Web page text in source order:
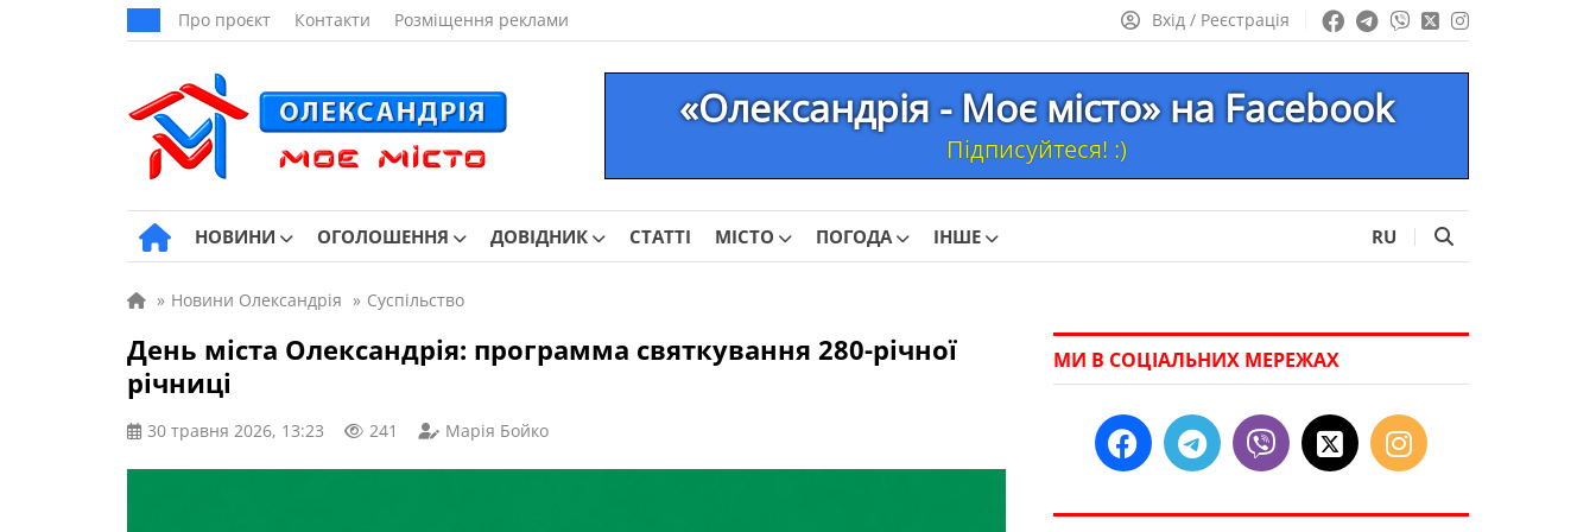
Про проєкт Контакти Розміщення реклами Вхід / Реєстрація
«Олександрія - Моє місто» на Facebook
Підписуйтеся! :)
НОВИНИ ОГОЛОШЕННЯ ДОВІДНИК СТАТТІ МІСТО ПОГОДА ІНШЕ RU
» Новини Олександрія » Суспільство
День міста Олександрія: программа святкування 280-річної
річниці
30 травня 2026, 13:23 241 Марія Бойко
МИ В СОЦІАЛЬНИХ МЕРЕЖАХ